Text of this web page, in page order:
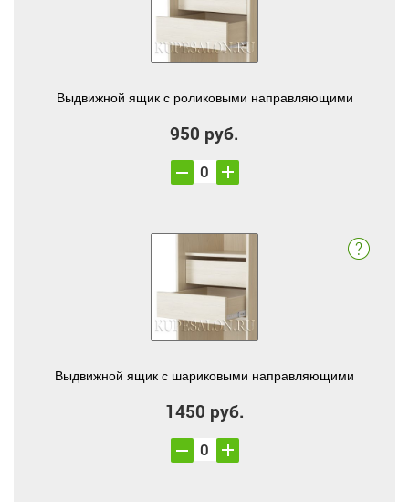
Выдвижной ящик с роликовыми направляющими
950 руб.
Выдвижной ящик с шариковыми направляющими
1450 руб.